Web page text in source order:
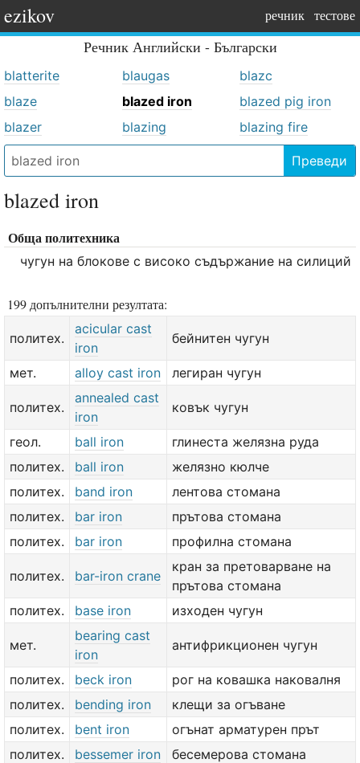
ezikov речник тестове
Речник Английски - Български
blatterite blaugas
blazc
blaze
blazed iron
blazed pig iron
blazer
blazing blazing fire
Преведи
blazed iron
Обща политехника
чугун на блокове с високо съдържание на силиций
199 допълнителни резултата:
политех.
acicular cast
iron
бейнитен чугун
мет. alloy cast iron легиран чугун
политех.
annealed cast
iron
ковък чугун
геол. ball iron
глинеста желязна руда
политех.
ball iron
желязно кюлче
политех.
band iron
лентова стомана
политех.
bar iron
прътова стомана
политех.
bar iron профилна стомана
политех. bar-iron crane
кран за претоварване на
прътова стомана
политех.
base iron изходен чугун
мет.
bearing cast
iron
антифрикционен чугун
политех. beck iron
рог на ковашка наковалня
политех.
bending iron
клещи за огъване
политех.
bent iron
огънат арматурен прът
политех.
bessemer iron
бесемерова стомана